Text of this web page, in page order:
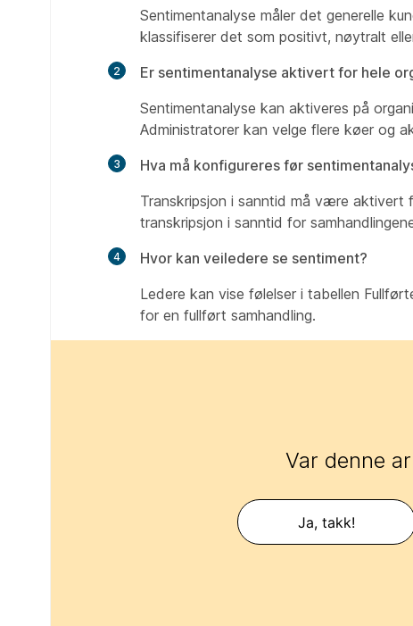
Sentimentanalyse måler det generelle
klassifiserer det som positivt, nøytralt
Er sentimentanalyse aktivert for hele
Sentimentanalyse kan aktiveres på
Administratorer kan velge flere køer og
Hva må konfigureres før
Transkripsjon i sanntid må være
transkripsjon i sanntid for
Hvor kan veiledere se sentiment?
Ledere kan vise følelser i tabellen
for en fullført samhandling.
Var denne
Ja, takk!